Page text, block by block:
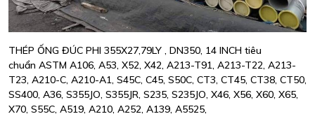
THÉP ỐNG ĐÚC PHI 355X27,79LY , DN350, 14 INCH tiêu
chuẩn ASTM A106, A53, X52, X42, A213-T91, A213-T22, A213-
T23, A210-C, A210-A1, S45C, C45, S50C, CT3, CT45, CT38, CT50,
SS400, A36, S355JO, S355JR, S235, S235JO, X46, X56, X60, X65,
X70, S55C, A519, A210, A252, A139, A5525,